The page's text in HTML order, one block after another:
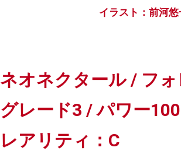
イラスト：前河悠
ネオネクタール / フ
グレード3 / パワー
レアリティ：C